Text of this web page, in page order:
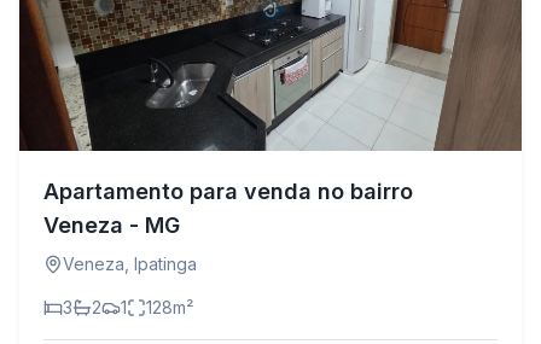
Apartamento para venda no bairro
Veneza - MG
Veneza Ipatinga
3 2 1 128m²